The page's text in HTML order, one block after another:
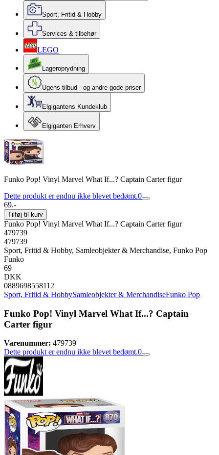
Sport, Fritid & Hobby
Services & tilbehør
LEGO
Lageroprydning
Ugens tilbud - og andre gode priser
Elgigantens Kundeklub
Elgiganten Erhverv
Funko Pop! Vinyl Marvel What If...? Captain Carter figur
Dette produkt er endnu ikke blevet bedømt.0
69.-
Tilføj til kurv
Funko Pop! Vinyl Marvel What If...? Captain Carter figur
479739
479739
Sport, Fritid & Hobby, Samleobjekter & Merchandise, Funko Pop
Funko
69
DKK
0889698558112
Sport, Fritid & HobbySamleobjekter & MerchandiseFunko Pop
Funko Pop! Vinyl Marvel What If...? Captain
Carter figur
Varenummer: 479739
Dette produkt er endnu ikke blevet bedømt.0